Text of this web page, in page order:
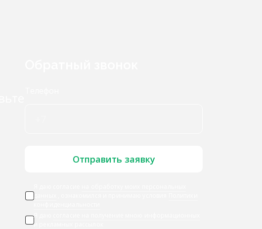
Отправить заявку
данных
Я даю
и рекламных рассылок